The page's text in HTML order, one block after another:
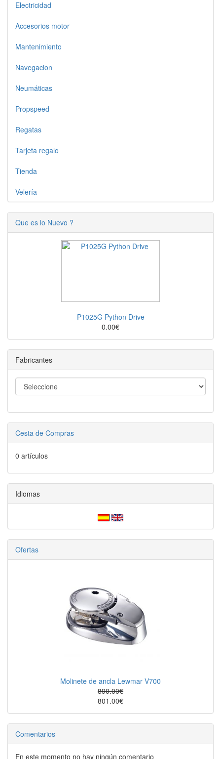
Electricidad
Accesorios motor
Mantenimiento
Navegacion
Neumáticas
Propspeed
Regatas
Tarjeta regalo
Tienda
Velería
Que es lo Nuevo ?
P1025G Python Drive
0.00€
Fabricantes
Cesta de Compras
0 artículos
Idiomas
Ofertas
Molinete de ancla Lewmar V700
890.00€
801.00€
Comentarios
En este momento no hay ningún comentario